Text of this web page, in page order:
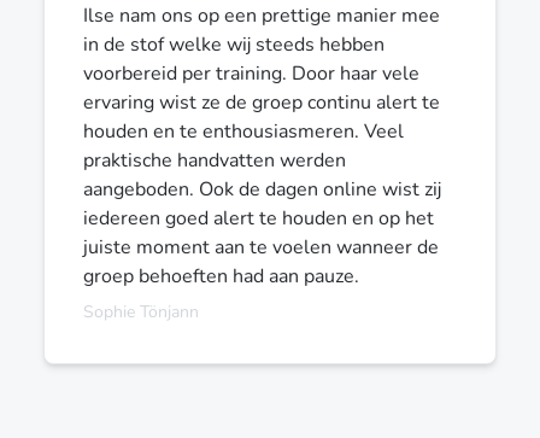
Ilse nam ons op een prettige manier mee
in de stof welke wij steeds hebben
voorbereid per training. Door haar vele
ervaring wist ze de groep continu alert te
houden en te enthousiasmeren. Veel
praktische handvatten werden
aangeboden. Ook de dagen online wist zij
iedereen goed alert te houden en op het
juiste moment aan te voelen wanneer de
groep behoeften had aan pauze.
Sophie Tönjann